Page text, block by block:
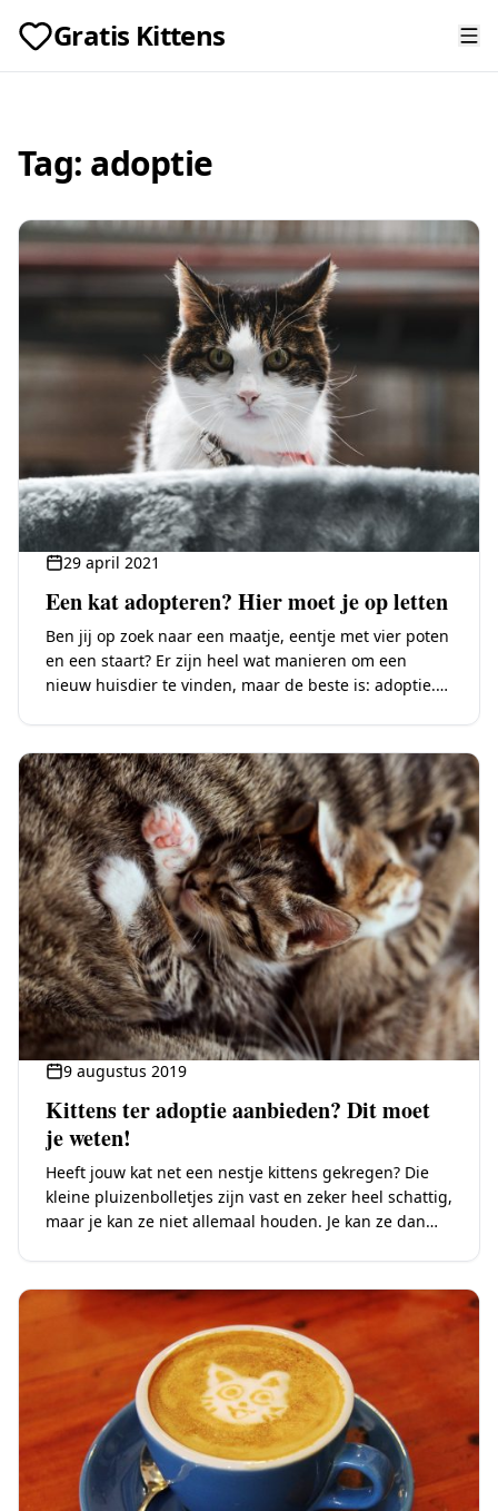
Gratis Kittens
Tag: adoptie
29 april 2021
Een kat adopteren? Hier moet je op letten
Ben jij op zoek naar een maatje, eentje met vier poten
en een staart? Er zijn heel wat manieren om een
nieuw huisdier te vinden, maar de beste is: adoptie.…
9 augustus 2019
Kittens ter adoptie aanbieden? Dit moet
je weten!
Heeft jouw kat net een nestje kittens gekregen? Die
kleine pluizenbolletjes zijn vast en zeker heel schattig,
maar je kan ze niet allemaal houden. Je kan ze dan